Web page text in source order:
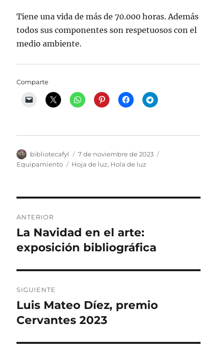
Tiene una vida de más de 70.000 horas. Además
todos sus componentes son respetuosos con el
medio ambiente.
Comparte
Autor
bibliotecafyl
Publicado
el
7 de noviembre de 2023
Equipamiento
Etiquetas
Hoja de luz, Hola de luz
de
entradas
ANTERIOR
Entrada
anterior:
La Navidad en el arte:
exposición bibliográfica
SIGUIENTE
Entrada
siguiente:
Luis Mateo Díez, premio
Cervantes 2023